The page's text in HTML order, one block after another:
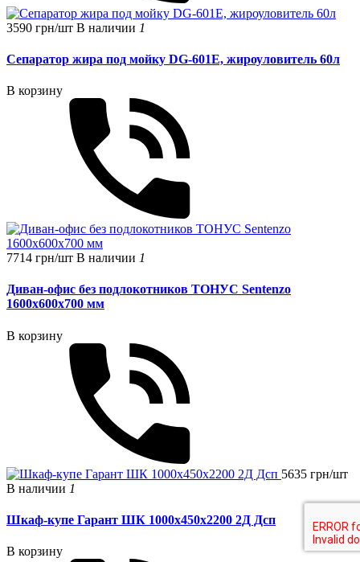
3590 грн/шт В наличии 1
Сепаратор жира под мойку DG-601E, жироуловитель 60л
В корзину
7714 грн/шт В наличии 1
Диван-офис без подлокотников ТОНУС Sentenzo
1600x600x700 мм
В корзину
5635 грн/шт
В наличии 1
Шкаф-купе Гарант ШК 1000х450х2200 2Д Дсп
В корзину